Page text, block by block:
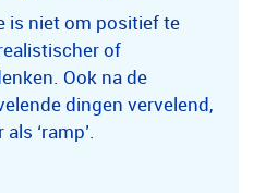
is niet om positief te
of
Ook na de
dingen vervelend,
‘ramp’.